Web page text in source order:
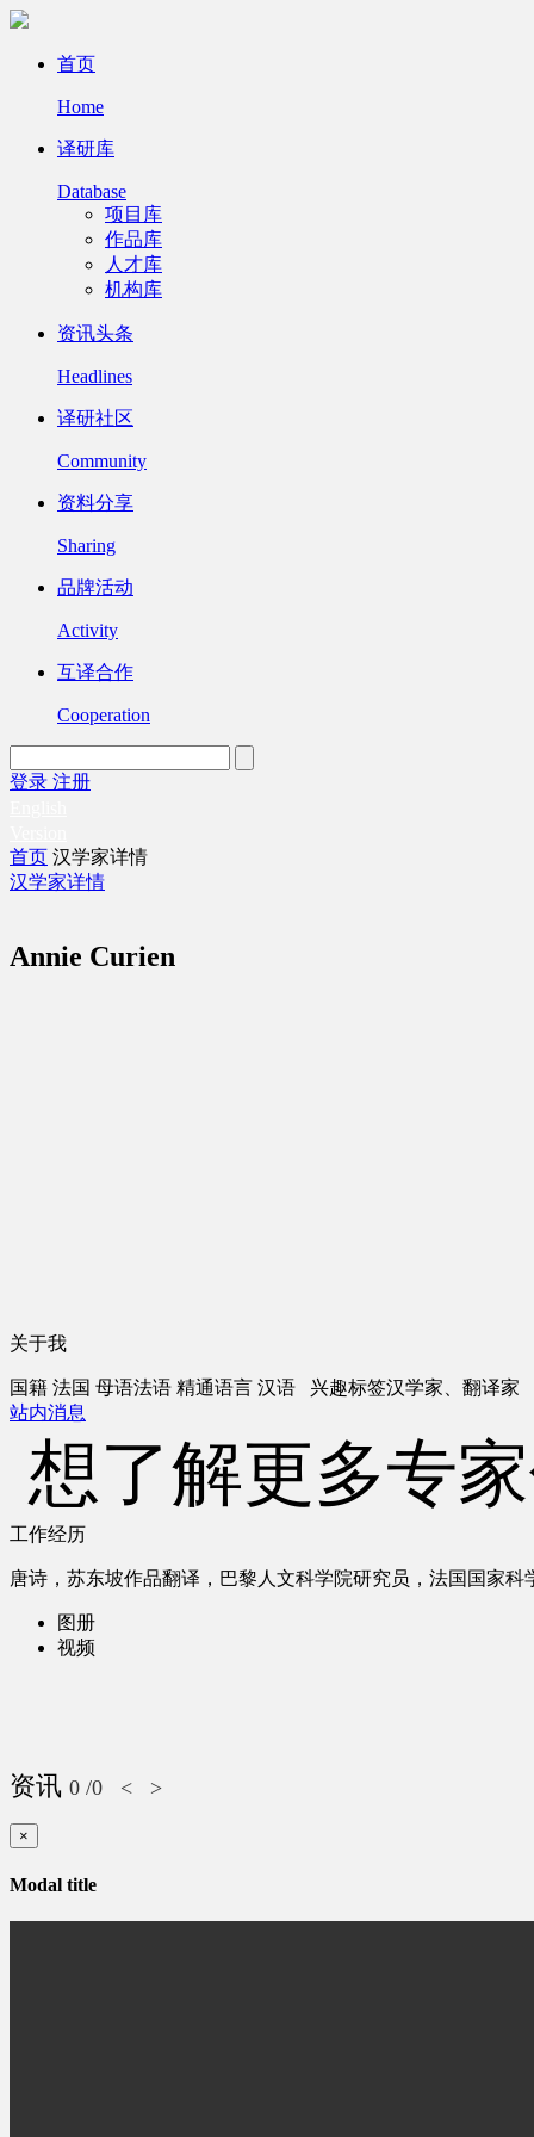
首页
Home
译研库
Database
项目库
作品库
人才库
机构库
资讯头条
Headlines
译研社区
Community
资料分享
Sharing
品牌活动
Activity
互译合作
Cooperation
登录 注册
首页 汉学家详情
汉学家详情
Annie Curien
关于我
国籍 法国 母语法语 精通语言 汉语 兴趣标签汉学家、翻译家
站内消息
想了解更多专
工作经历
唐诗，苏东坡作品翻译，巴黎人文科学院研究员，法国国家
图册
视频
资讯 0 /0 < >
×
Modal title